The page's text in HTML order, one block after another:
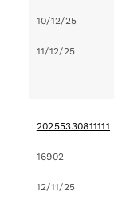
10/12/25
11/12/25
20255330811111
16902
12/11/25